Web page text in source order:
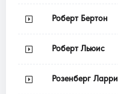
Роберт Бертон
Роберт Льюис
Розенберг Ларри